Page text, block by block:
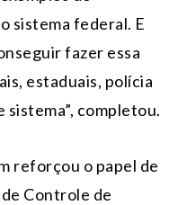
sistema federal. E
fazer essa
estaduais, polícia
completou.
reforçou o papel de
Controle de